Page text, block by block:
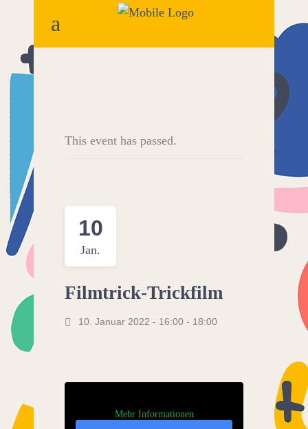
This event has passed.
10
Jan.
Filmtrick-Trickfilm
10. Januar 2022 - 16:00 - 18:00
Mehr Informationen